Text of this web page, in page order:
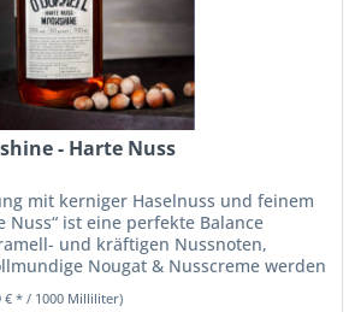
- Harte Nuss
mit kerniger Haselnuss und feinem
Nuss“ ist eine perfekte Balance
und kräftigen Nussnoten,
Nougat & Nusscreme werden
€ * / 1000 Milliliter)